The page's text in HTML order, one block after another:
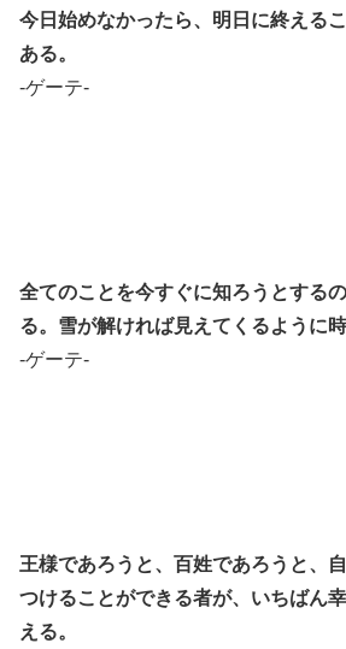
今日始めなかったら、明日に終える
ある。
-ゲーテ-
全てのことを今すぐに知ろうとする
る。雪が解ければ見えてくるように時
-ゲーテ-
王様であろうと、百姓であろうと、
つけることができる者が、いちばん
える。